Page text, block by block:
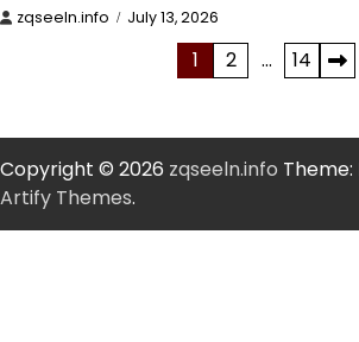
zqseeln.info July 13, 2026
1 2 … 14
Copyright © 2026 zqseeln.info Theme:
Artify Themes.